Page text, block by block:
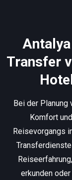
Transfer
Bei der Planung
Komfort
Reisevorgangs
erkunden